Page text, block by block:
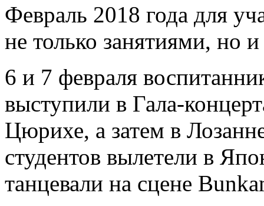
Февраль 2018 года для
не только занятиями, но
6 и 7 февраля
выступили в Гала-
Цюрихе, а затем в
студентов вылетели в
танцевали на сцене